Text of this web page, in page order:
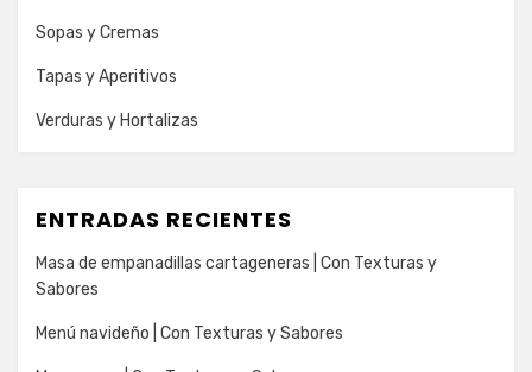
Sopas y Cremas
Tapas y Aperitivos
Verduras y Hortalizas
ENTRADAS RECIENTES
Masa de empanadillas cartageneras | Con Texturas y
Sabores
Menú navideño | Con Texturas y Sabores